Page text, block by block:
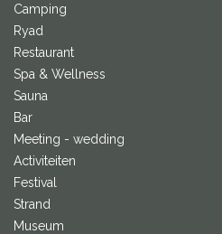
Camping
Ryad
Restaurant
Spa & Wellness
Sauna
Bar
Meeting - wedding
Activiteiten
Festival
Strand
Museum